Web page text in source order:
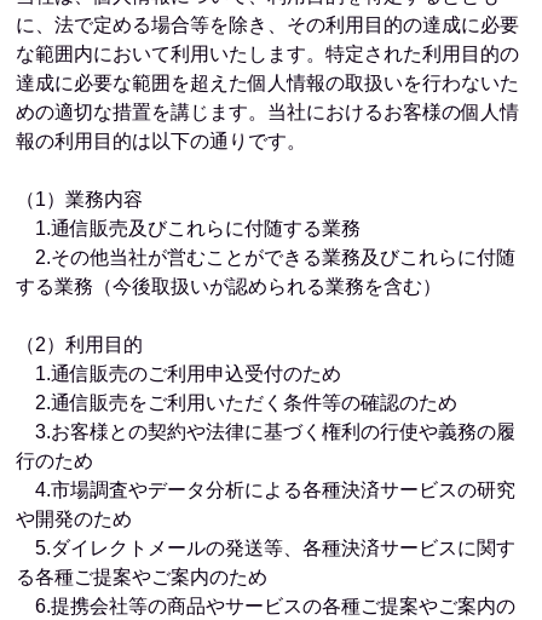
に、法で定める場合等を除き、その利用目的の達成に必要
な範囲内において利用いたします。特定された利用目的の
達成に必要な範囲を超えた個人情報の取扱いを行わないた
めの適切な措置を講じます。当社におけるお客様の個人情
報の利用目的は以下の通りです。
（1）業務内容
1.通信販売及びこれらに付随する業務
2.その他当社が営むことができる業務及びこれらに付随
する業務（今後取扱いが認められる業務を含む）
（2）利用目的
1.通信販売のご利用申込受付のため
2.通信販売をご利用いただく条件等の確認のため
3.お客様との契約や法律に基づく権利の行使や義務の履
行のため
4.市場調査やデータ分析による各種決済サービスの研究
や開発のため
5.ダイレクトメールの発送等、各種決済サービスに関す
る各種ご提案やご案内のため
6.提携会社等の商品やサービスの各種ご提案やご案内の